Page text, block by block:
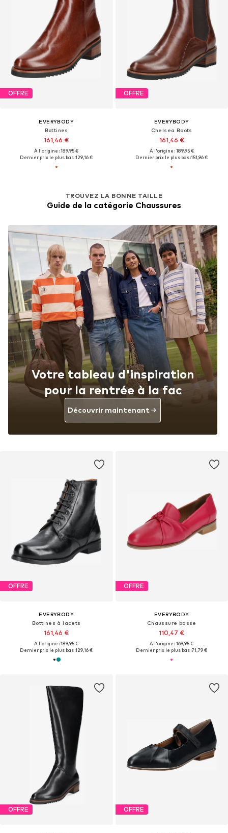
OFFRE
EVERYBODY
Bottines
161,46 €
À l'origine : 189,95 €
Dernier prix le plus bas :129,16 €
OFFRE
EVERYBODY
Chelsea Boots
161,46 €
À l'origine : 189,95 €
Dernier prix le plus bas :151,96 €
OFFRE
EVERYBODY
Bottines à lacets
161,46 €
À l'origine : 189,95 €
Dernier prix le plus bas :129,16 €
OFFRE
EVERYBODY
Chaussure basse
110,47 €
À l'origine : 169,95 €
Dernier prix le plus bas :71,79 €
TROUVEZ LA BONNE TAILLE
Guide de la catégorie Chaussures
Votre tableau d'inspiration
pour la rentrée à la fac
Découvrir maintenant
OFFRE OFFRE